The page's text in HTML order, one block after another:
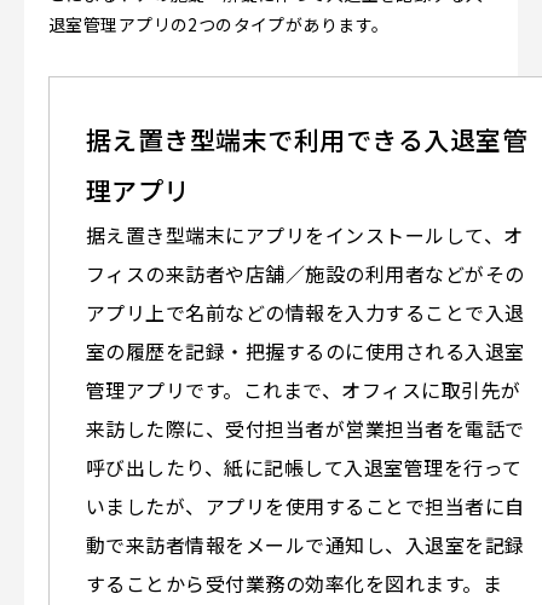
退室管理アプリの2つのタイプがあります。
据え置き型端末で利用できる入退室管
理アプリ
据え置き型端末にアプリをインストールして、オ
フィスの来訪者や店舗／施設の利用者などがその
アプリ上で名前などの情報を入力することで入退
室の履歴を記録・把握するのに使用される入退室
管理アプリです。これまで、オフィスに取引先が
来訪した際に、受付担当者が営業担当者を電話で
呼び出したり、紙に記帳して入退室管理を行って
いましたが、アプリを使用することで担当者に自
動で来訪者情報をメールで通知し、入退室を記録
することから受付業務の効率化を図れます。ま